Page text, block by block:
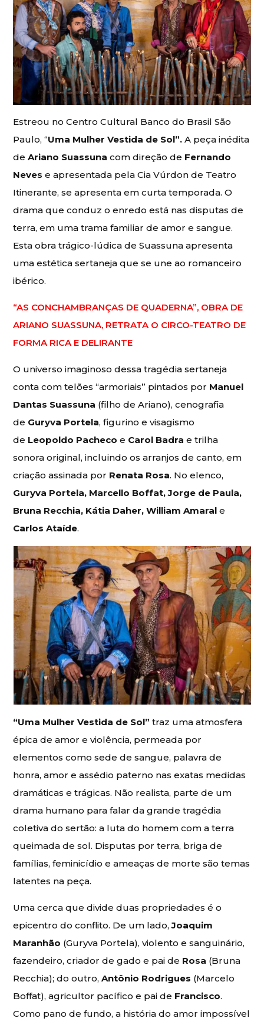
Estreou no Centro Cultural Banco do Brasil São
Paulo, “Uma Mulher Vestida de Sol”. A peça inédita
deAriano Suassuna com direção de Fernando
Neves e apresentada pela Cia Vúrdon de Teatro
Itinerante, se apresenta em curta temporada. O
drama que conduz o enredo está nas disputas de
terra, em uma trama familiar de amor e sangue.
Esta obra trágico-lúdica de Suassuna apresenta
uma estética sertaneja que se une ao romanceiro
ibérico.
“AS CONCHAMBRANÇAS DE QUADERNA”, OBRA DE
ARIANO SUASSUNA, RETRATA O CIRCO-TEATRO DE
FORMA RICA E DELIRANTE
O universo imaginoso dessa tragédia sertaneja
conta com telões “armoriais” pintados por Manuel
Dantas Suassuna (filho de Ariano), cenografia
de Guryva Portela, figurino e visagismo
de Leopoldo Pacheco e Carol Badra e trilha
sonora original, incluindo os arranjos de canto, em
criação assinada por Renata Rosa. No elenco,
Guryva Portela, Marcello Boffat, Jorge de Paula,
Bruna Recchia, Kátia Daher, William Amarale
Carlos Ataíde.
“Uma Mulher Vestida de Sol” traz uma atmosfera
épica de amor e violência, permeada por
elementos como sede de sangue, palavra de
honra, amor e assédio paterno nas exatas medidas
dramáticas e trágicas. Não realista, parte de um
drama humano para falar da grande tragédia
coletiva do sertão: a luta do homem com a terra
queimada de sol. Disputas por terra, briga de
famílias, feminicídio e ameaças de morte são temas
latentes na peça.
Uma cerca que divide duas propriedades é o
epicentro do conflito. De um lado,Joaquim
Maranhão (Guryva Portela), violento e sanguinário,
fazendeiro, criador de gado e pai de Rosa (Bruna
Recchia); do outro,Antônio Rodrigues (Marcelo
Boffat), agricultor pacífico e pai de Francisco.
Como pano de fundo, a história do amor impossível